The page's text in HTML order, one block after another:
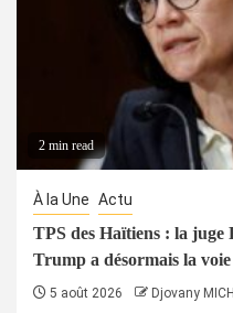
2 min read
À la Une Actu
TPS des Haïtiens : la juge
Trump a désormais la
5 août 2026 Djovany